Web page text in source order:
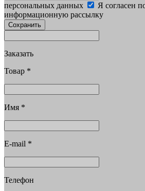
персональных данных
Я согласен
информационную рассылку
Сохранить
Заказать
Товар *
Имя *
E-mail *
Телефон